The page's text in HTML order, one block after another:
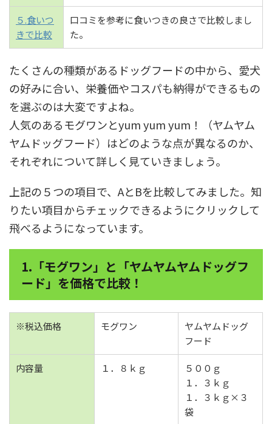
５.食いつ
きで比較
口コミを参考に食いつきの良さで比較しまし
た。
たくさんの種類があるドッグフードの中から、愛犬
の好みに合い、栄養価やコスパも納得ができるもの
を選ぶのは大変ですよね。
人気のあるモグワンとyum yum yum！（ヤムヤム
ヤムドッグフード）はどのような点が異なるのか、
それぞれについて詳しく見ていきましょう。
上記の５つの項目で、AとBを比較してみました。知
りたい項目からチェックできるようにクリックして
飛べるようになっています。
1.「モグワン」と「ヤムヤムヤムドッグフ
ード」を価格で比較！
※税込価格 モグワン
ヤムヤムドッグ
フード
内容量 １．８ｋｇ
５００ｇ
１．３ｋｇ
１．３ｋｇ×３
袋